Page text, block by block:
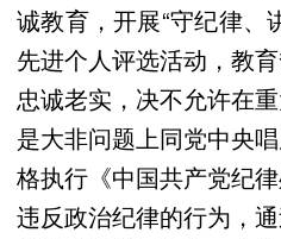
诚教育，开展“守纪律、
先进个人评选活动，教
忠诚老实，决不允许在
是大非问题上同党中央
格执行《中国共产党纪
违反政治纪律的行为，